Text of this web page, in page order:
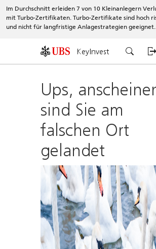
Im Durchschnitt erleiden 7 von 10 Kleinanlegern
mit Turbo-Zertifikaten. Turbo-Zertifikate sind hoch
und nicht für langfristige Anlagestrategien geeignet.
KeyInvest
Ups,
sind Sie am
falschen Ort
gelandet